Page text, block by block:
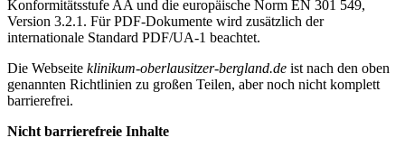
Konformitätsstufe AA und die europäische Norm EN 301 549,
Version 3.2.1. Für PDF-Dokumente wird zusätzlich der
internationale Standard PDF/UA-1 beachtet.
Die Webseite klinikum-oberlausitzer-bergland.de ist nach den oben
genannten Richtlinien zu großen Teilen, aber noch nicht komplett
barrierefrei.
Nicht barrierefreie Inhalte